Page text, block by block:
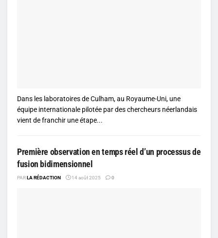
Dans les laboratoires de Culham, au Royaume-Uni, une
équipe internationale pilotée par des chercheurs néerlandais
vient de franchir une étape...
Première observation en temps réel d’un processus de
fusion bidimensionnel
PARLA RÉDACTION 14 août 2025 0